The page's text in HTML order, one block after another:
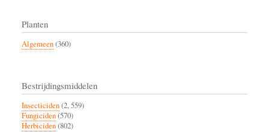
Planten
Algemeen(360)
Bestrijdingsmiddelen
Insecticiden(2, 559)
Fungiciden(570)
Herbiciden(802)